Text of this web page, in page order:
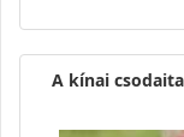
A kínai